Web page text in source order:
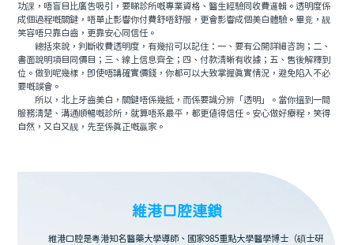
功課，唔盲目比廣告吸引，要睇診所嘅專業資格、醫生經驗同收費邏輯。透明度係
成個過程嘅關鍵，唔單止影響你付費舒唔舒服，更會影響成個美白體驗。畢竟，靓
笑容唔只靠白齒，更靠安心同信任。
總括來說，判斷收費透明度，有幾招可以記住：一、要有公開詳細咨詢；二、
書面說明項目同價目；三、線上信息齊全；四、付款清晰有收據；五、售後解釋到
位。做到呢幾樣，即使唔講確實價錢，你都可以大致掌握真實情況，避免陷入不必
要嘅誤會。
所以，北上牙齒美白，關鍵唔係幾抵，而係要識分辨「透明」。當你搵到一間
服務清楚、溝通順暢嘅診所，就算唔系最平，都更值得信任。安心做好療程，笑得
自然，又白又靓，先至係真正嘅贏家。
維港口腔連鎖
維港口腔是粵港知名醫藥大學導師、國家985重點大學醫學博士（碩士研